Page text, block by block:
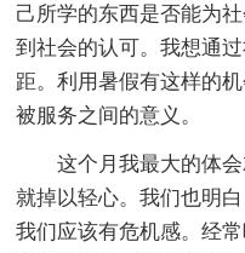
己所学的东西是否能为
到社会的认可。我想通
距。利用暑假有这样的
被服务之间的意义。
这个月我最大的体
就掉以轻心。我们也明
我们应该有危机感。经